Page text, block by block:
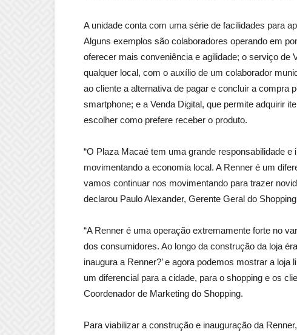
A unidade conta com uma série de facilidades para
Alguns exemplos são colaboradores operando em
oferecer mais conveniência e agilidade; o serviço de
qualquer local, com o auxílio de um colaborador
ao cliente a alternativa de pagar e concluir a compra
smartphone; e a Venda Digital, que permite adquirir
escolher como prefere receber o produto.
“O Plaza Macaé tem uma grande responsabilidade
movimentando a economia local. A Renner é um
vamos continuar nos movimentando para trazer
declarou Paulo Alexander, Gerente Geral do
“A Renner é uma operação extremamente forte no
dos consumidores. Ao longo da construção da loja
inaugura a Renner?’ e agora podemos mostrar a
um diferencial para a cidade, para o shopping e os
Coordenador de Marketing do Shopping.
Para viabilizar a construção e inauguração da